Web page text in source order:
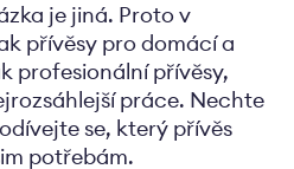
je jiná. Proto v
přívěsy pro domácí a
profesionální přívěsy,
práce. Nechte
se, který přívěs
potřebám.